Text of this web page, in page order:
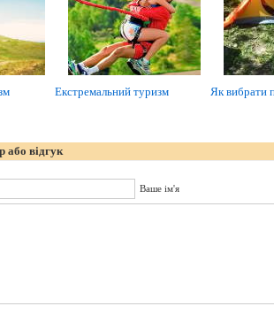
Екстремальний туризм Як вибрати
або відгук
Ваше ім'я